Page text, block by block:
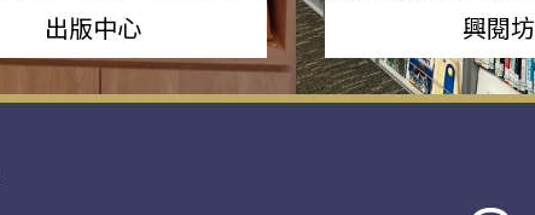
出版中心 興閱坊